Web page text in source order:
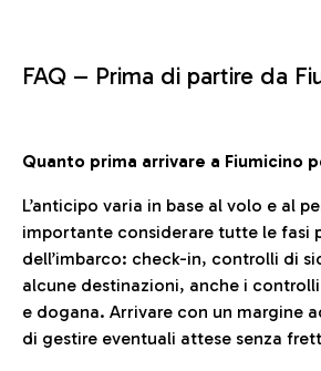
FAQ – Prima di partire da
Quanto prima arrivare a Fiumicino
L’anticipo varia in base al volo e al
importante considerare tutte le fasi
dell’imbarco: check-in, controlli di
alcune destinazioni, anche i
e dogana. Arrivare con un margine
di gestire eventuali attese senza